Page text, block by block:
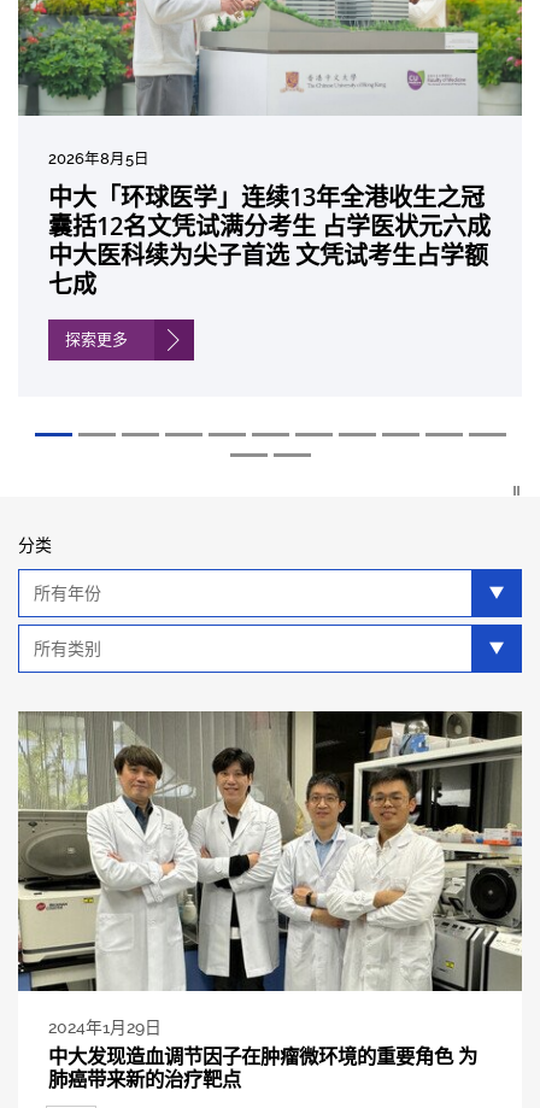
2026年8月5日
中大「环球医学」连续13年全港收生之冠
囊括12名文凭试满分考生 占学医状元六成
中大医科续为尖子首选 文凭试考生占学额
七成
探索更多
2026年7月10日
中大研发「AI-OCT」系统助测糖尿黄斑水
肿 假阳性转介个案锐减六成 缩短患者轮
候诊症时间
2026年7月10日
中大黄秀娟教授获颁中国工程界最高荣誉
「光华工程科技奖」 成为今届医药衞生领
域唯一香港学者
2026年7月7日
中大新设「香港中文大学凤凰奖学金」嘉
许公开试状元 鼓励学医状元走出课堂放眼
世界 装备21世纪妙手仁医
2026年6月29日
中大全新一站式PGT-Plus方案 精准辨识
传统检测中复杂基因异常「盲点」 降低人
工受孕流产及异常妊娠风险
2026年6月22日
中大发现青光眼治疗新靶点 小鼠实验证实
可恢复七成视力 有助开创崭新神经保护疗
法
2026年6月17日
中大成功拆解肝癌免疫治疗耐药性机制 揭
一种免疫细胞具「除废喂食」新功能助癌
细胞耐药性
2026年6月10日
中大与多名全球专家共同牵头跨国肺癌研
究 逾半晚期ALK阳性肺癌病人七年无恶化
因特定基因异常而引起的肺癌有望变成
「慢性病」 患者可与病共存
探索更多
2026年6月5日
中大教授陈重娥获颁「清野裕杰出领袖
奖」 成为本港首名学者荣膺亚洲糖尿病教
研最高荣誉
2026年6月2日
中大汇聚逾200位区域专家 探讨私人医疗
保险如何推动全民健康覆盖
探索更多
2026年5月19日
中大张源津医生成首位亚洲研究员 荣获国
际泌尿科权威奖项John K. Lattimer 讲座
奖
2026年5月14日
中大取得「从实验室到临床应用」研究突
破 初步证实GLP-1药物可改善严重中风康
复情况
分类
类
类
2024年1月29日
中大发现造血调节因子在肿瘤微环境的重要角色 为
肺癌带来新的治疗靶点